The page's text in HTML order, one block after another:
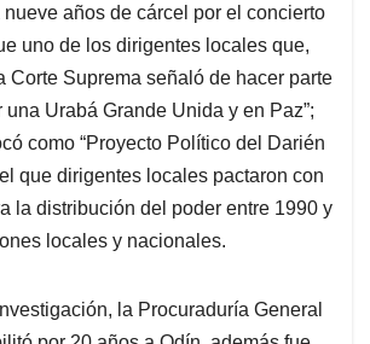
años de cárcel por el concierto
uno de los dirigentes locales que,
Corte Suprema señaló de hacer parte
una Urabá Grande Unida y en Paz”;
como “Proyecto Político del Darién
que dirigentes locales pactaron con
la distribución del poder entre 1990 y
locales y nacionales.
la Procuraduría General